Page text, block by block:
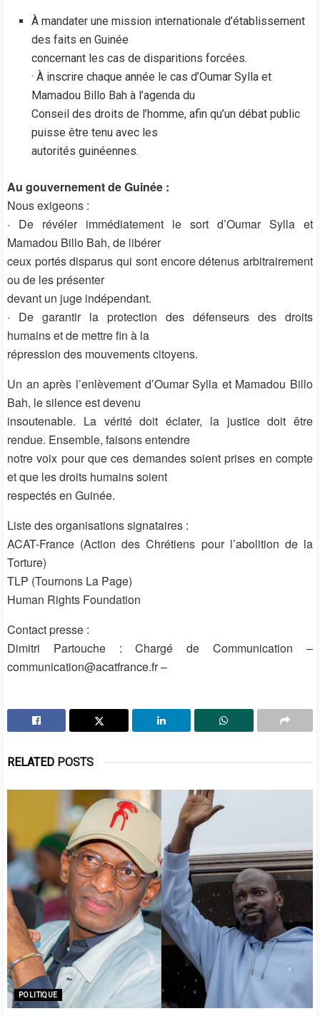
À mandater une mission internationale d’établissement
des faits en Guinée
concernant les cas de disparitions forcées.
· À inscrire chaque année le cas d’Oumar Sylla et
Mamadou Billo Bah à l’agenda du
Conseil des droits de l’homme, afin qu’un débat public
puisse être tenu avec les
autorités guinéennes.
Au gouvernement de Guinée :
Nous exigeons :
· De révéler immédiatement le sort d’Oumar Sylla et
Mamadou Billo Bah, de libérer
ceux portés disparus qui sont encore détenus arbitrairement
ou de les présenter
devant un juge indépendant.
· De garantir la protection des défenseurs des droits
humains et de mettre fin à la
répression des mouvements citoyens.
Un an après l’enlèvement d’Oumar Sylla et Mamadou Billo
Bah, le silence est devenu
insoutenable. La vérité doit éclater, la justice doit être
rendue. Ensemble, faisons entendre
notre voix pour que ces demandes soient prises en compte
et que les droits humains soient
respectés en Guinée.
Liste des organisations signataires :
ACAT-France (Action des Chrétiens pour l’abolition de la
Torture)
TLP (Tournons La Page)
Human Rights Foundation
Contact presse :
Dimitri Partouche : Chargé de Communication –
communication@acatfrance.fr –
RELATED POSTS
POLITIQUE